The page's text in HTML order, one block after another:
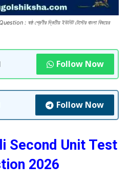
ষষ্ঠ শ্রেণীর দ্বিতীয় ইউনিট টেস্টের বাংলা বিষয়ের
Follow Now
Follow Now
Second Unit Test
2026